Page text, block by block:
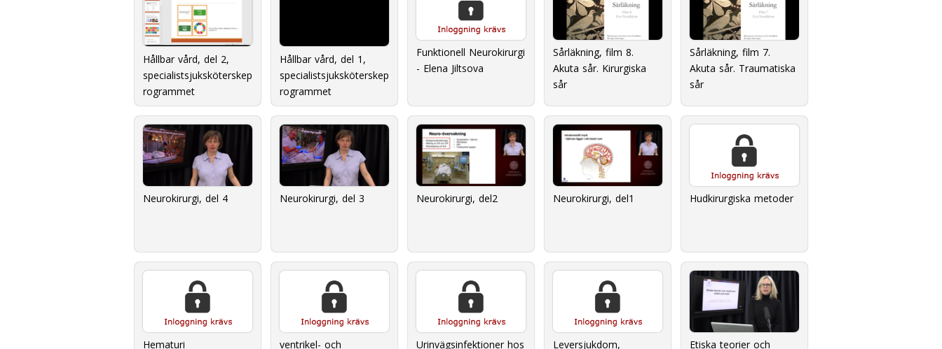
Hållbar vård, del 2,
specialistsjuksköterskep
rogrammet
Hållbar vård, del 1,
specialistsjuksköterskep
rogrammet
Funktionell Neurokirurgi
- Elena Jiltsova
Sårläkning, film 8.
Akuta sår. Kirurgiska
sår
Sårläkning, film 7.
Akuta sår. Traumatiska
sår
Neurokirurgi, del 4 Neurokirurgi, del 3 Neurokirurgi, del2 Neurokirurgi, del1 Hudkirurgiska metoder
Hematuri
ventrikel- och
Urinvägsinfektioner hos
Leversjukdom,
Etiska teorier och